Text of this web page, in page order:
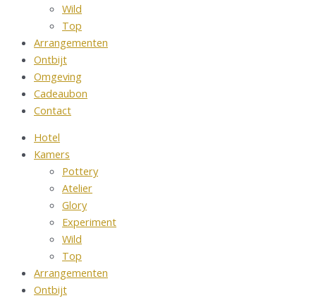
Wild
Top
Arrangementen
Ontbijt
Omgeving
Cadeaubon
Contact
Hotel
Kamers
Pottery
Atelier
Glory
Experiment
Wild
Top
Arrangementen
Ontbijt